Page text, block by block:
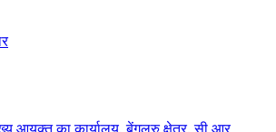
आयुक्त का कार्यालय, बेंगलुरु क्षेत्र, सी आर